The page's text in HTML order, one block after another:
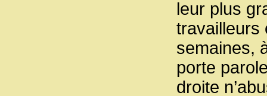
leur plus
travailleurs
semaines,
porte
droite